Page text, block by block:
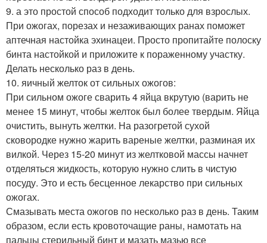
9. а это простой способ подходит только для взрослых.
При ожогах, порезах и незаживающих ранах поможет
аптечная настойка эхинацеи. Просто пропитайте полоску
бинта настойкой и приложите к пораженному участку.
Делать несколько раз в день.
10. яичный желток от сильных ожогов:
При сильном ожоге сварить 4 яйца вкрутую (варить не
менее 15 минут, чтобы желток был более твердым. Яйца
очистить, вынуть желтки. На разогретой сухой
сковородке нужно жарить вареные желтки, разминая их
вилкой. Через 15-20 минут из желтковой массы начнет
отделяться жидкость, которую нужно слить в чистую
посуду. Это и есть бесценное лекарство при сильных
ожогах.
Смазывать места ожогов по несколько раз в день. Таким
образом, если есть кровоточащие раны, намотать на
пальцы стерильный бинт и мазать мазью все